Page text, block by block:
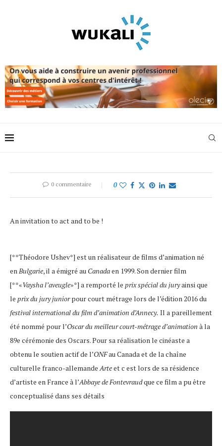
0 commentaire 0
An invitation to act and to be !
[**Théodore Ushev*] est un réalisateur de films d’animation né
en Bulgarie, il a émigré au Canadaen 1999. Son dernier film
[**«Vaysha l’aveugle»*] a remporté le prix spécial du juryainsi que
le prix du jury juniorpour court métrage lors de l’édition 2016 du
festival international du film d’animation d’Annecy. Il a pareillement
été nommé pour l’Oscar du meilleur court-métrage d’animation à la
89e cérémonie des Oscars. Pour sa réalisation le cinéaste a
obtenu le soutien actif de l’ONFau Canada et de la chaîne
culturelle franco-allemande Arteet c est lors de sa résidence
d’artiste en France à l’Abbaye de Fontevraudque ce film a pu être
conceptualisé dans ses détails